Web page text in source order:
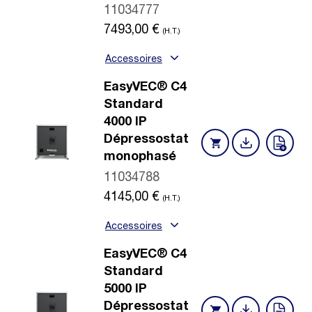
11034777
7493,00 € (H.T.)
Accessoires
EasyVEC® C4
Standard
4000 IP
Dépressostat
monophasé
11034788
4145,00 € (H.T.)
Accessoires
EasyVEC® C4
Standard
5000 IP
Dépressostat